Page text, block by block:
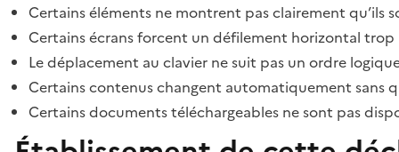
Certains éléments ne montrent pas clairement qu’ils
Certains écrans forcent un défilement horizontal
Le déplacement au clavier ne suit pas un ordre
Certains contenus changent automatiquement sans
Certains documents téléchargeables ne sont pas